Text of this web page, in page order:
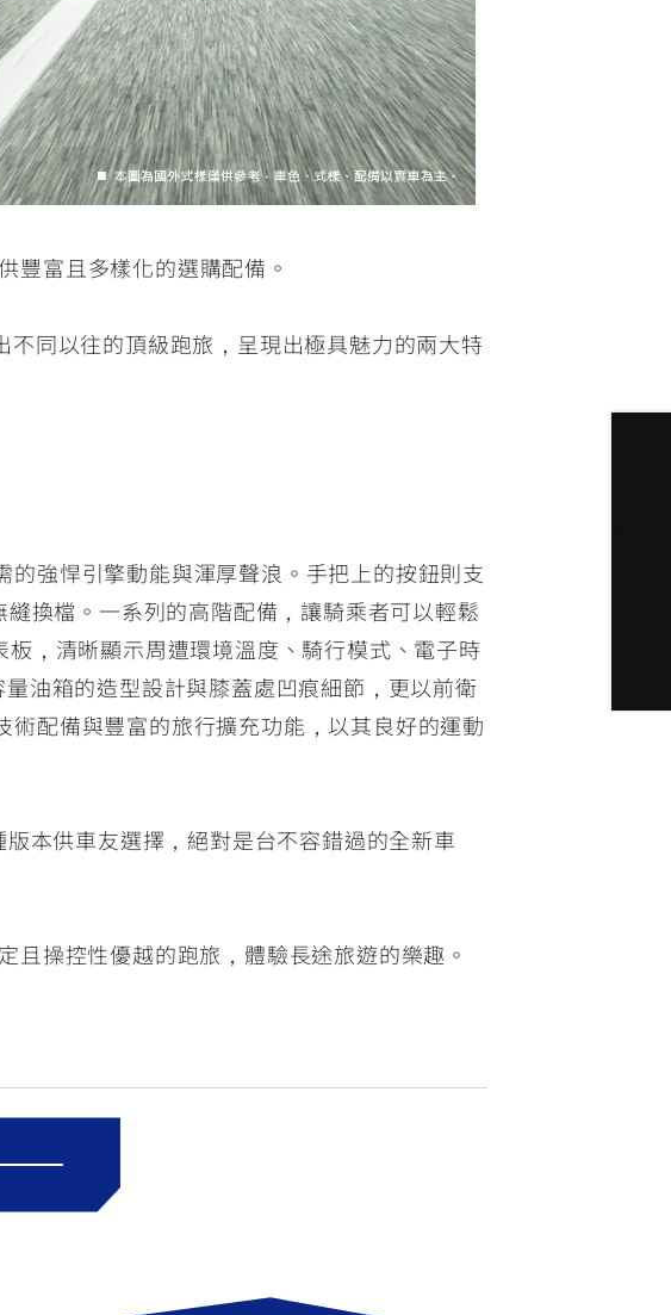
豐富且多樣化的選購配備。
同以往的頂級跑旅，呈現出極具魅力的兩大特
的強悍引擎動能與渾厚聲浪。手把上的按鈕則支
換檔。一系列的高階配備，讓騎乘者可以輕鬆
，清晰顯示周遭環境溫度、騎行模式、電子時
油箱的造型設計與膝蓋處凹痕細節，更以前衛
配備與豐富的旅行擴充功能，以其良好的運動
本供車友選擇，絕對是台不容錯過的全新車
且操控性優越的跑旅，體驗長途旅遊的樂趣。